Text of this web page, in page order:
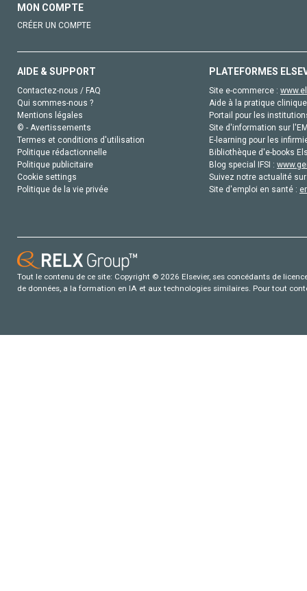
MON COMPTE
CRÉER UN COMPTE
AIDE & SUPPORT
Contactez-nous / FAQ
Qui sommes-nous ?
Mentions légales
© - Avertissements
Termes et conditions d'utilisation
Politique rédactionnelle
Politique publicitaire
Cookie settings
Politique de la vie privée
PLATEFORMES
Site e-commerce :
Aide à la pratique
Portail pour les
Site d'information sur
E-learning pour les
Bibliothèque d'e-books
Blog special IFSI :
Suivez notre actualité
Site d'emploi en santé :
Tout le contenu de ce site: Copyright © 2026 Elsevier, ses concédants de
de données, a la formation en IA et aux technologies similaires. Pour tout